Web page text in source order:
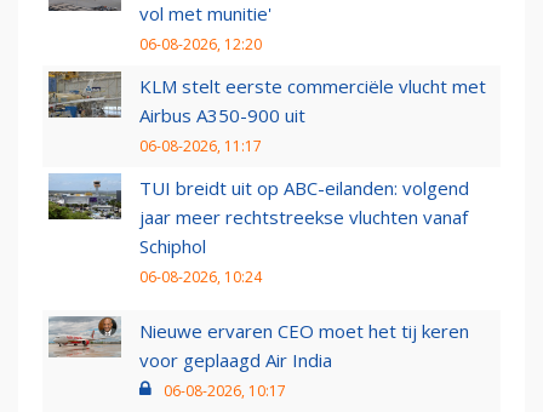
vol met munitie'
06-08-2026, 12:20
KLM stelt eerste commerciële vlucht met
Airbus A350-900 uit
06-08-2026, 11:17
TUI breidt uit op ABC-eilanden: volgend
jaar meer rechtstreekse vluchten vanaf
Schiphol
06-08-2026, 10:24
Nieuwe ervaren CEO moet het tij keren
voor geplaagd Air India
06-08-2026, 10:17